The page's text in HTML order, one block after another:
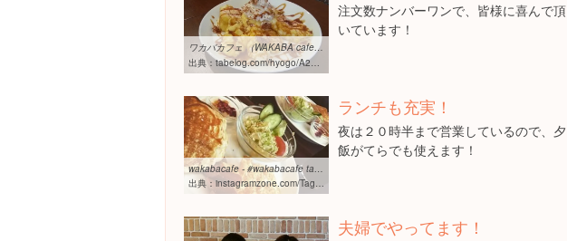
ワカバカフェ （WAKABA cafe） - 南あわじ市その他/カフェ [食べログ]
出典：tabelog.com/hyogo/A2806/A280603/28039011
注文数ナンバーワンで、皆様に喜んで頂
いています！
wakabacafe - #wakabacafe tagged photos and videos | InstagramZone
出典： instagramzone.com/Tag/wakabacafe
ランチも充実！
夜は２０時半まで営業しているので、夕
飯がてらでも使えます！
夫婦でやってます！